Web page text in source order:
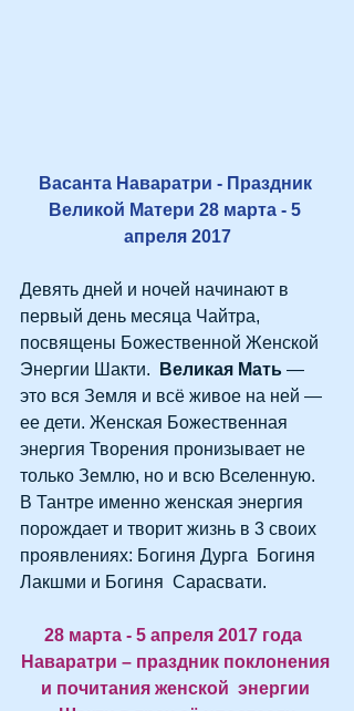
Васанта Наваратри - Праздник
Великой Матери 28 марта - 5
апреля 2017
Девять дней и ночей начинают в
первый день месяца Чайтра,
посвящены Божественной Женской
Энергии Шакти.
Великая Мать —
это вся Земля и всё живое на ней —
ее дети. Женская Божественная
энергия Творения пронизывает не
только Землю, но и всю Вселенную.
В Тантре именно женская энергия
порождает и творит жизнь в 3 своих
проявлениях: Богиня Дурга  Богиня
Лакшми и Богиня  Сарасвати.
28 марта - 5 апреля 2017 года
Наваратри – праздник поклонения
и почитания женской  энергии